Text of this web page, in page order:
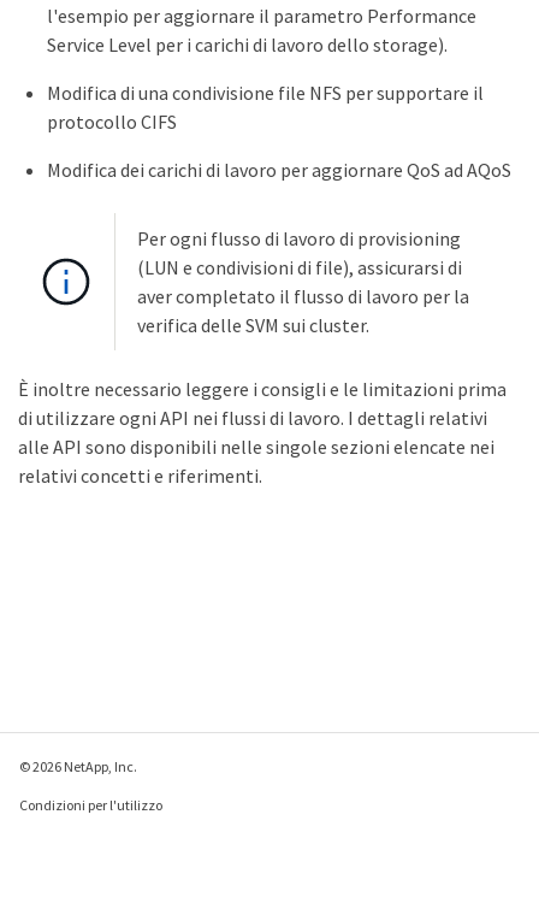
l'esempio per aggiornare il parametro Performance
Service Level per i carichi di lavoro dello storage).
Modifica di una condivisione file NFS per supportare il
protocollo CIFS
Modifica dei carichi di lavoro per aggiornare QoS ad AQoS
Per ogni flusso di lavoro di provisioning
(LUN e condivisioni di file), assicurarsi di
aver completato il flusso di lavoro per la
verifica delle SVM sui cluster.
È inoltre necessario leggere i consigli e le limitazioni prima
di utilizzare ogni API nei flussi di lavoro. I dettagli relativi
alle API sono disponibili nelle singole sezioni elencate nei
relativi concetti e riferimenti.
© 2026 NetApp, Inc.
Condizioni per l'utilizzo